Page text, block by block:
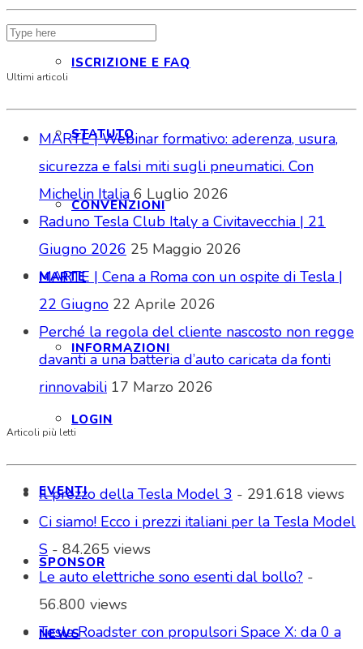
ISCRIZIONE E FAQ
STATUTO
CONVENZIONI
MARTE
INFORMAZIONI
LOGIN
EVENTI
SPONSOR
NEWS
Ultimi articoli
MARTE | Webinar formativo: aderenza, usura,
sicurezza e falsi miti sugli pneumatici. Con
Michelin Italia 6 Luglio 2026
Raduno Tesla Club Italy a Civitavecchia | 21
Giugno 2026 25 Maggio 2026
MARTE | Cena a Roma con un ospite di Tesla |
22 Giugno 22 Aprile 2026
Perché la regola del cliente nascosto non regge
davanti a una batteria d’auto caricata da fonti
rinnovabili 17 Marzo 2026
Articoli più letti
Il prezzo della Tesla Model 3 - 291.618 views
Ci siamo! Ecco i prezzi italiani per la Tesla Model
S - 84.265 views
Le auto elettriche sono esenti dal bollo? -
56.800 views
Tesla Roadster con propulsori Space X: da 0 a